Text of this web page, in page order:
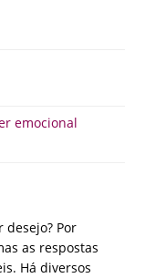
emocional
desejo? Por
as respostas
Há diversos